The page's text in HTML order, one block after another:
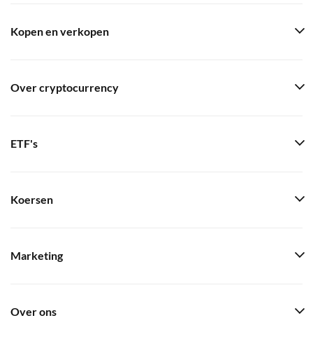
Kopen en verkopen
Over cryptocurrency
ETF's
Koersen
Marketing
Over ons